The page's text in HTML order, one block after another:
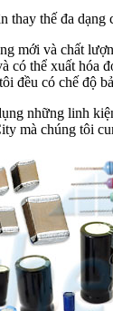
thế đa dạng
mới và chất
có thể xuất hóa
đều có chế độ
những linh
mà chúng tôi